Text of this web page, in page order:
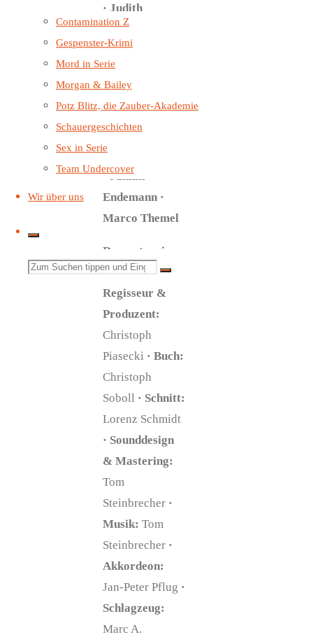
Contamination Z
Gespenster-Krimi
Mord in Serie
Morgan & Bailey
Potz Blitz, die Zauber-Akademie
Schauergeschichten
Sex in Serie
Team Undercover
Wir über uns
Suchen
· Judith
Steinhäuser ·
Philip Bösand ·
Patrick Elias ·
Christian
Jungwirth ·
Elga Schütz ·
Shandra Schadt
· Jannik
Endemann ·
Marco Themel
Dramaturgie,
Konzept,
Regisseur &
Produzent:
Christoph
Piasecki · Buch:
Christoph
Soboll · Schnitt:
Lorenz Schmidt
· Sounddesign
& Mastering:
Tom
Steinbrecher·
Musik: Tom
Steinbrecher·
Akkordeon:
Jan-Peter Pflug ·
Schlagzeug:
Marc A.